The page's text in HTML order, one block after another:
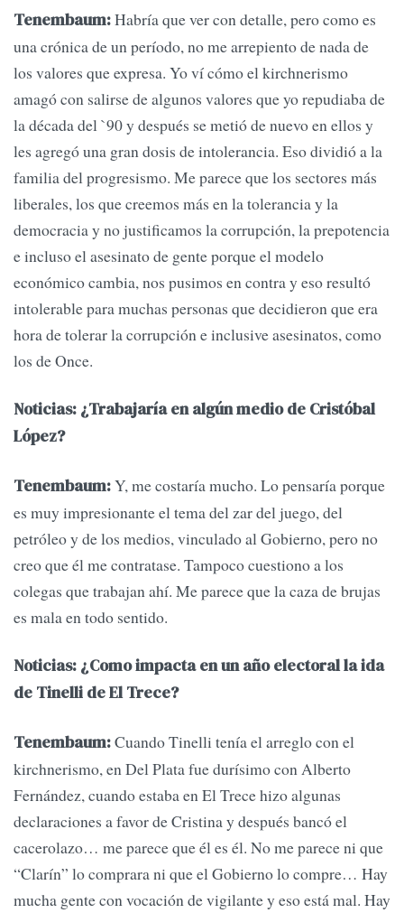
Tenembaum:Habría que ver con detalle, pero como es
una crónica de un período, no me arrepiento de nada de
los valores que expresa. Yo ví cómo el kirchnerismo
amagó con salirse de algunos valores que yo repudiaba de
la década del `90 y después se metió de nuevo en ellos y
les agregó una gran dosis de intolerancia. Eso dividió a la
familia del progresismo. Me parece que los sectores más
liberales, los que creemos más en la tolerancia y la
democracia y no justificamos la corrupción, la prepotencia
e incluso el asesinato de gente porque el modelo
económico cambia, nos pusimos en contra y eso resultó
intolerable para muchas personas que decidieron que era
hora de tolerar la corrupción e inclusive asesinatos, como
los de Once.
Noticias: ¿Trabajaría en algún medio de Cristóbal
López?
Tenembaum:Y, me costaría mucho. Lo pensaría porque
es muy impresionante el tema del zar del juego, del
petróleo y de los medios, vinculado al Gobierno, pero no
creo que él me contratase. Tampoco cuestiono a los
colegas que trabajan ahí. Me parece que la caza de brujas
es mala en todo sentido.
Noticias: ¿Como impacta en un año electoral la ida
de Tinelli de El Trece?
Tenembaum:Cuando Tinelli tenía el arreglo con el
kirchnerismo, en Del Plata fue durísimo con Alberto
Fernández, cuando estaba en El Trece hizo algunas
declaraciones a favor de Cristina y después bancó el
cacerolazo… me parece que él es él. No me parece ni que
“Clarín” lo comprara ni que el Gobierno lo compre… Hay
mucha gente con vocación de vigilante y eso está mal. Hay